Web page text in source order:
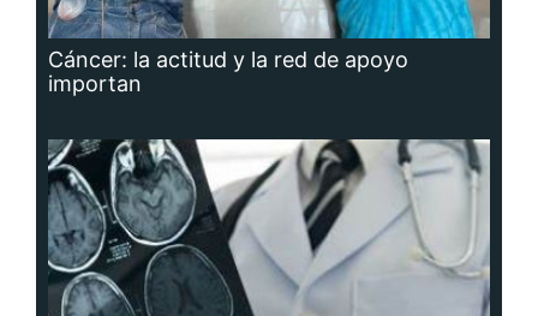
Cáncer: la actitud y la red de apoyo
importan